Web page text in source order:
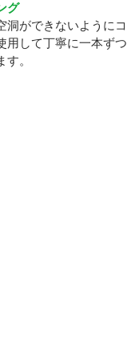
グ
洞ができないように
用して丁寧に一本ず
す。